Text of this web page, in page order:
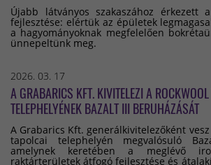
Újabb látványos szakaszához érkezett
fejlesztése: elértük az épületek
a hagyományoknak megfelelően
ünnepeltünk meg.
2026. 03. 17
A GRABARICS KFT. KIVITELEZI A
TELEPHELYÉNEK BAZALT III BERUHÁZÁSÁT
A Grabarics Kft. generálkivitelezőként vesz
tapolcai telephelyén megvalósuló
amelynek keretében a meglévő
raktárterületek átfogó fejlesztése és